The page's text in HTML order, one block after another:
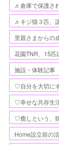
♬倉庫で保護さ
♬キジ猫３匹、
里親さまからの
花園TNR、15匹
施設・体験記事
♡自分を大切に
♡幸せな共存生
♡癒しという、
Home設立前の